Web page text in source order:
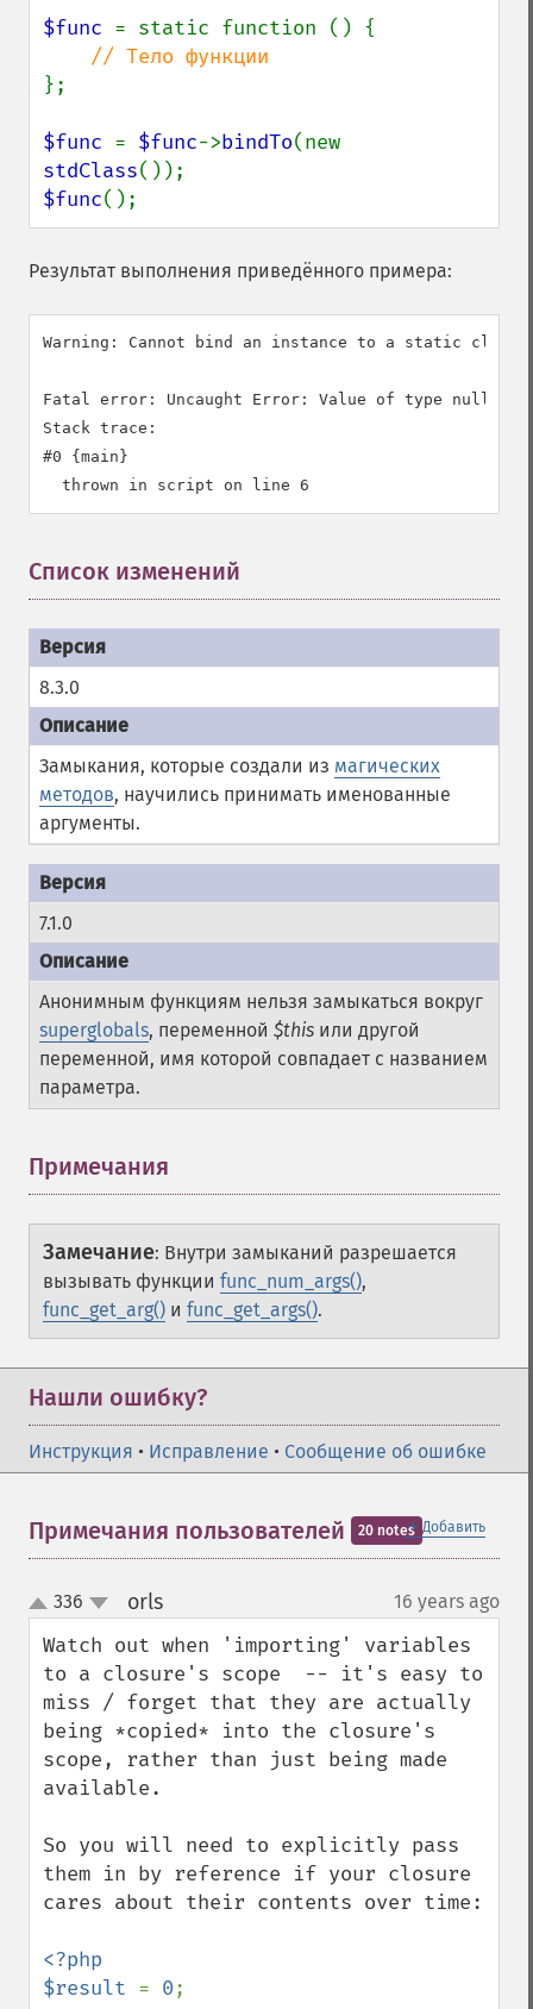
$func = static function () {
};
$func = $func->bindTo
stdClass
$func();
Результат выполнения приведённого примера:
Warning: Cannot bind an instance to a static
Fatal error: Uncaught Error: Value of type null
Stack trace:
#0 {main}
Список изменений
8.3.0
Замыкания, которые создали из магических
методов, научились принимать именованные
аргументы.
7.1.0
Анонимным функциям нельзя замыкаться вокруг
superglobals, переменной $this или другой
переменной, имя которой совпадает с названием
параметра.
Примечания
Замечание: Внутри замыканий разрешается
вызывать функции func_num_args(),
func_get_arg() и func_get_args().
Нашли ошибку?
Инструкция • Исправление • Сообщение об ошибке
＋Добавить
Примечания пользователей 20 notes
up
down
336 orls¶ 16 years ago
Watch out when 'importing' variables
to a closure's scope  -- it's easy to
miss / forget that they are actually
being *copied* into the closure's
scope, rather than just being made
available.
So you will need to explicitly pass
them in by reference if your closure
cares about their contents over time:
<?php
$result = 0;